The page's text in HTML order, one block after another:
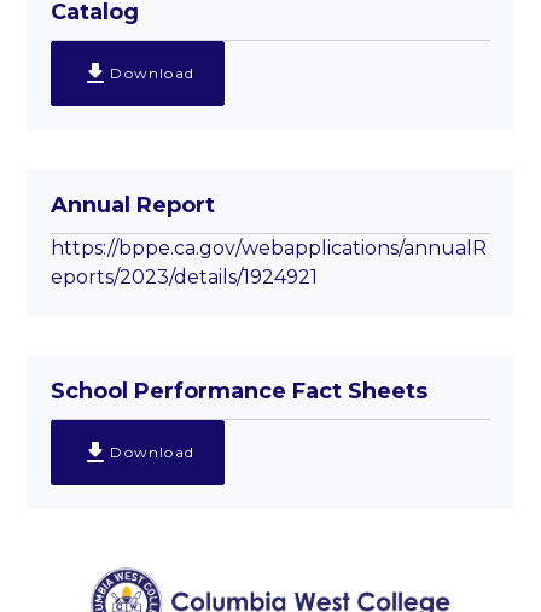
Catalog
Download
Annual Report
https://bppe.ca.gov/webapplications/annualR
eports/2023/details/1924921
School Performance Fact Sheets
Download